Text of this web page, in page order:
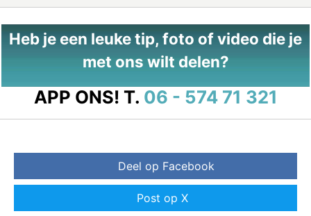
Heb je een leuke tip, foto of video die je
met ons wilt delen?
APP ONS! T. 06 - 574 71 321
Deel op Facebook
Post op X